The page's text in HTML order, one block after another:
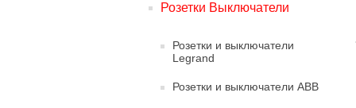
Розетки Выключатели
Розетки и выключатели
Legrand
Розетки и выключатели ABB